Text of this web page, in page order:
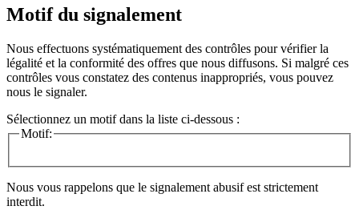
Motif du signalement
Nous effectuons systématiquement des contrôles pour vérifier la
légalité et la conformité des offres que nous diffusons. Si malgré ces
contrôles vous constatez des contenus inappropriés, vous pouvez
nous le signaler.
Sélectionnez un motif dans la liste ci-dessous :
Motif:
Nous vous rappelons que le signalement abusif est strictement
interdit.